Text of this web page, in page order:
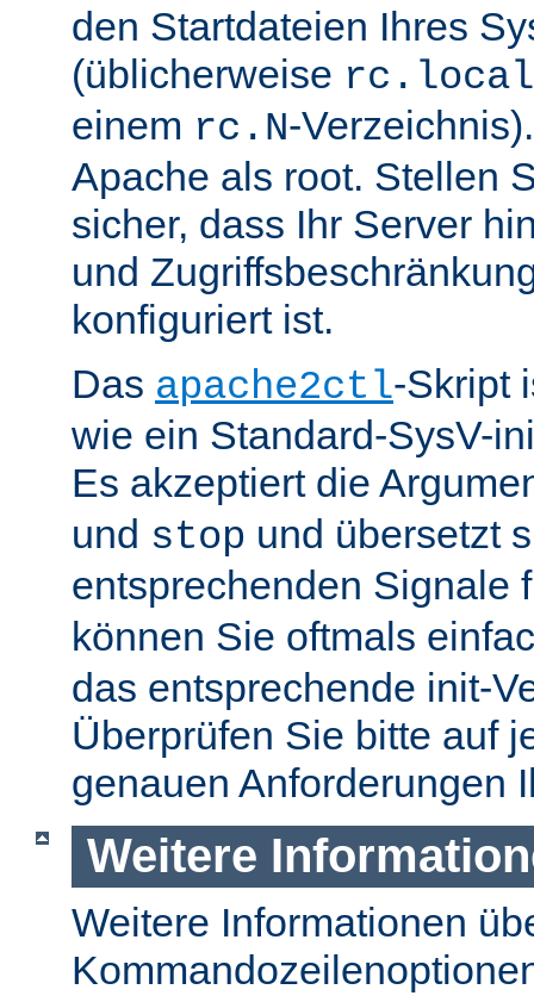
den Startdateien Ihres
(üblicherweise rc.local
einem rc.N-
Apache als root. Stellen
sicher, dass Ihr Server
und
konfiguriert ist.
Das apache2ctl-Skript
wie ein Standard-SysV-
Es akzeptiert die
und stop und übersetzt
entsprechenden Signale
können Sie oftmals
das entsprechende init-
Überprüfen Sie bitte auf
genauen Anforderungen
Weitere
Weitere Informationen